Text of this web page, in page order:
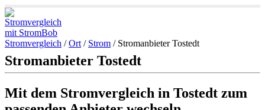
Stromvergleich /Ort / Strom / Stromanbieter Tostedt
Stromanbieter Tostedt
Mit dem Stromvergleich in Tostedt zum